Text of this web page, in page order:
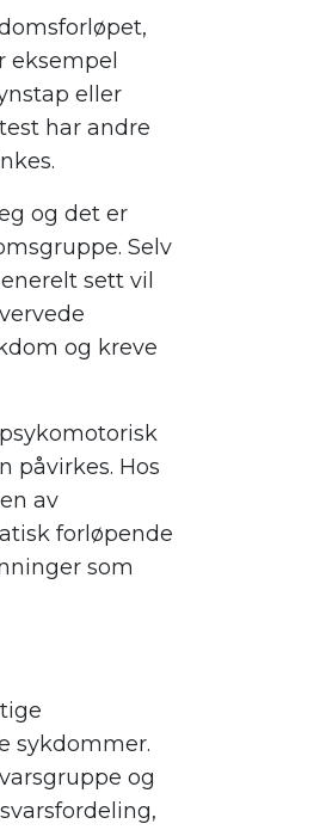
eller
har andre
og det er
Selv
sett vil
og kreve
påvirkes. Hos
av
forløpende
som
sykdommer.
og